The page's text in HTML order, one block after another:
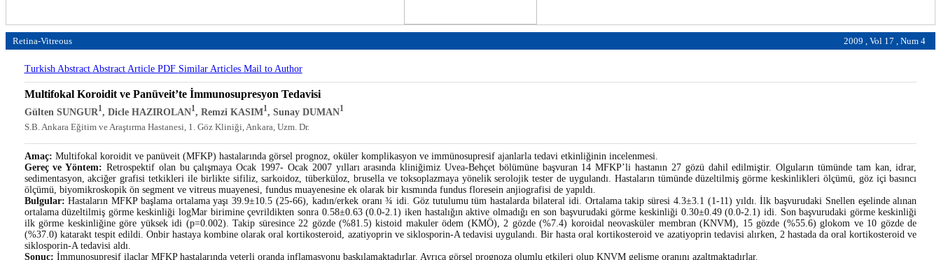
Retina-Vitreous 2009 , Vol 17 , Num 4
Turkish Abstract Abstract Article PDF Similar Articles Mail to Author
Multifokal Koroidit ve Panüveit’te İmmunosupresyon Tedavisi
Gülten SUNGUR1, Dicle HAZIROLAN1, Remzi KASIM1, Sunay DUMAN1
S.B. Ankara Eğitim ve Araştırma Hastanesi, 1. Göz Kliniği, Ankara, Uzm. Dr.
Amaç: Multifokal koroidit ve panüveit (MFKP) hastalarında görsel prognoz, oküler komplikasyon ve immünosupresif ajanlarla tedavi etkinliğinin incelenmesi.
Gereç ve Yöntem: Retrospektif olan bu çalışmaya Ocak 1997- Ocak 2007 yılları arasında kliniğimiz Uvea-Behçet bölümüne başvuran 14 MFKP’li hastanın 27 gözü dahil edilmiştir. Olguların tümünde tam kan, idrar,
sedimentasyon, akciğer grafisi tetkikleri ile birlikte sifiliz, sarkoidoz, tüberküloz, brusella ve toksoplazmaya yönelik serolojik tester de uygulandı. Hastaların tümünde düzeltilmiş görme keskinlikleri ölçümü, göz içi basıncı
ölçümü, biyomikroskopik ön segment ve vitreus muayenesi, fundus muayenesine ek olarak bir kısmında fundus floresein anjiografisi de yapıldı.
Bulgular: Hastaların MFKP başlama ortalama yaşı 39.9±10.5 (25-66), kadın/erkek oranı ¾ idi. Göz tutulumu tüm hastalarda bilateral idi. Ortalama takip süresi 4.3±3.1 (1-11) yıldı. İlk başvurudaki Snellen eşelinde alınan
ortalama düzeltilmiş görme keskinliği logMar birimine çevrildikten sonra 0.58±0.63 (0.0-2.1) iken hastalığın aktive olmadığı en son başvurudaki görme keskinliği 0.30±0.49 (0.0-2.1) idi. Son başvurudaki görme keskinliği
ilk görme keskinliğine göre yüksek idi (p=0.002). Takip süresince 22 gözde (%81.5) kistoid makuler ödem (KMÖ), 2 gözde (%7.4) koroidal neovasküler membran (KNVM), 15 gözde (%55.6) glokom ve 10 gözde de
(%37.0) katarakt tespit edildi. Onbir hastaya kombine olarak oral kortikosteroid, azatiyoprin ve siklosporin-A tedavisi uygulandı. Bir hasta oral kortikosteroid ve azatiyoprin tedavisi alırken, 2 hastada da oral kortikosteroid ve
siklosporin-A tedavisi aldı.
Sonuç: İmmunosupresif ilaçlar MFKP hastalarında yeterli oranda inflamasyonu baskılamaktadırlar. Ayrıca görsel prognoza olumlu etkileri olup KNVM gelişme oranını azaltmaktadırlar.